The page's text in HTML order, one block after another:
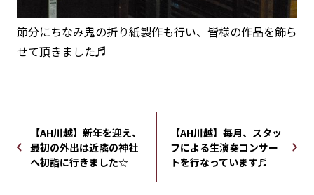
節分にちなみ鬼の折り紙製作も行い、皆様の作品を飾ら
せて頂きました♬
【AH川越】新年を迎え、
最初の外出は近隣の神社
へ初詣に行きました☆
【AH川越】毎月、スタッ
フによる生演奏コンサー
トを行なっています♬